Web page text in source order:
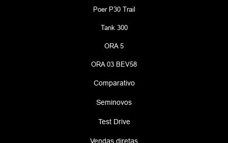
Poer P30 Trail
Tank 300
ORA 5
ORA 03 BEV58
Comparativo
Seminovos
Test Drive
Vendas diretas